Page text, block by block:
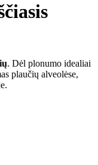
. Dėl plonumo idealiai
plaučių alveolėse,